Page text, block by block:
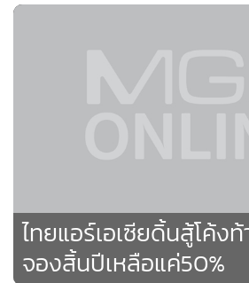
นายทัศพล กล่าวอีกว่า จากการที่ภาครัฐ,
ความเชื่อมั่นประเทศไทยในสายตาชาว
ภายหลังการยกเลิกประกาศใช้ พ.ร.บ.ฉุก
ว่า ช่วงปลายไตรมาส 4 ต่อเนื่องต้นปี ซึ่ง
สถานการณ์ท่องเที่ยวของไทยจะกลับมา
ไทยแอร์เอเซียดิ้นสู้โค้ง
จองสิ้นปีเหลือแค่50%